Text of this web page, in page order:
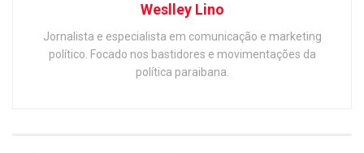
Weslley Lino
Jornalista e especialista em comunicação e marketing
político. Focado nos bastidores e movimentações da
política paraibana.